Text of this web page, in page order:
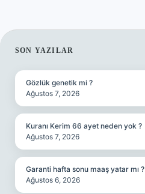
SIDEBAR
SON YAZILAR
Gözlük genetik mi ?
Ağustos 7, 2026
Kuranı Kerim 66 ayet neden yok ?
Ağustos 7, 2026
Garanti hafta sonu maaş yatar mı ?
Ağustos 6, 2026